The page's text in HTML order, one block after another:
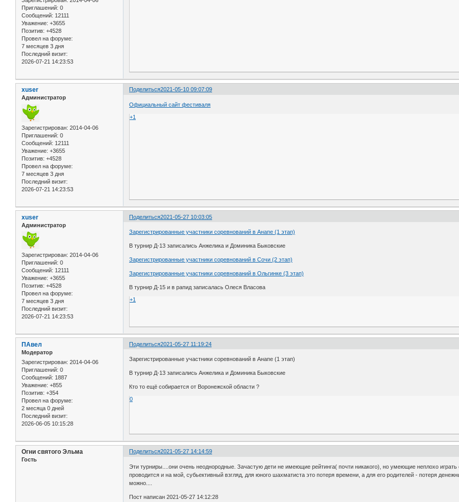
Приглашений: 0
Сообщений: 12111
Уважение: +3655
Позитив: +4528
Провел на форуме:
7 месяцев 3 дня
Последний визит:
2026-07-21 14:23:53
Поделиться2021-05-10 09:07:09
xuser
Администратор
Зарегистрирован: 2014-04-06
Приглашений: 0
Сообщений: 12111
Уважение: +3655
Позитив: +4528
Провел на форуме:
7 месяцев 3 дня
Последний визит:
2026-07-21 14:23:53
Официальный сайт фестиваля
+1
Поделиться2021-05-27 10:03:05
xuser
Администратор
Зарегистрирован: 2014-04-06
Приглашений: 0
Сообщений: 12111
Уважение: +3655
Позитив: +4528
Провел на форуме:
7 месяцев 3 дня
Последний визит:
2026-07-21 14:23:53
Зарегистрированные участники соревнований в Анапе (1 этап)
В турнир Д-13 записались Анжелика и Доминика Быковские
Зарегистрированные участники соревнований в Сочи (2 этап)
Зарегистрированные участники соревнований в Ольгинке (3 этап)
В турнир Д-15 и в рапид записалась Олеся Власова
+1
Поделиться2021-05-27 11:19:24
ПАвел
Модератор
Зарегистрирован: 2014-04-06
Приглашений: 0
Сообщений: 1887
Уважение: +855
Позитив: +354
Провел на форуме:
2 месяца 0 дней
Последний визит:
2026-06-05 10:15:28
Зарегистрированные участники соревнований в Анапе (1 этап)
В турнир Д-13 записались Анжелика и Доминика Быковские
Кто то ещё собирается от Воронежской области ?
0
Поделиться2021-05-27 14:14:59
Огни святого Эльма
Гость
Эти турниры....они очень неоднородные. Зачастую дети не имеющие рейтинга( почти никакого), но умеющие неплохо играть
проводится и на мой, субьективный взгляд, для юного шахматиста это потеря времени, а для его родителей - потеря
можно....
Пост написан 2021-05-27 14:12:28